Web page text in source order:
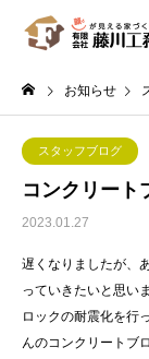
お知らせ
スタッフブログ
コンクリート
2023.01.27
遅くなりましたが、
っていきたいと思い
ロックの耐震化を行
んのコンクリートブ